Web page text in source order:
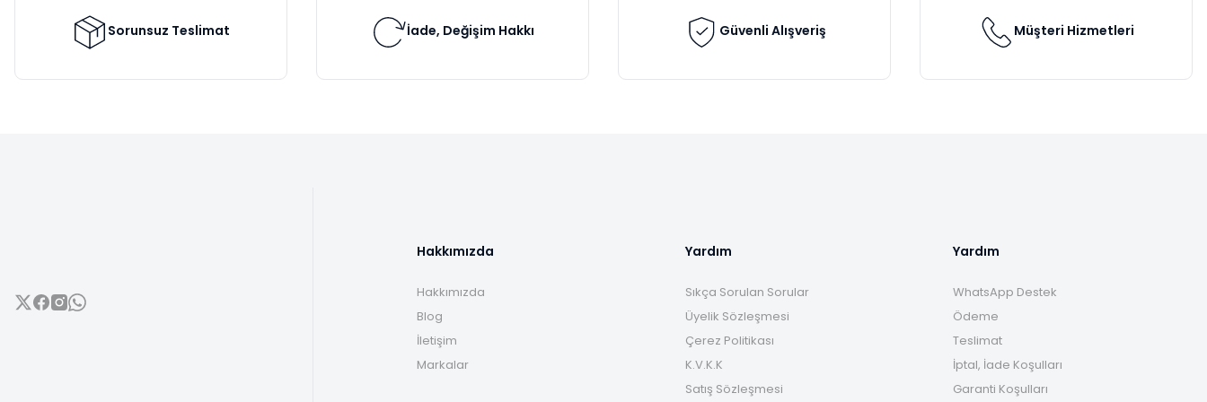
Bu ürüne benzer farklı alternatifler olmalı.
Sorunsuz Teslimat İade, Değişim Hakkı Güvenli Alışveriş Müşteri Hizmetleri
Hakkımızda
Hakkımızda
Blog
İletişim
Markalar
Yardım
Sıkça Sorulan Sorular
Üyelik Sözleşmesi
Çerez Politikası
K.V.K.K
Satış Sözleşmesi
Yardım
WhatsApp Destek
Ödeme
Teslimat
İptal, İade Koşulları
Garanti Koşulları